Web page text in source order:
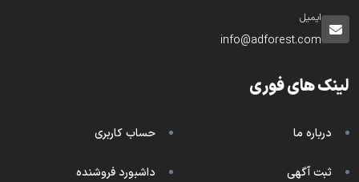
ایمیل
info@adforest.com
لینک های فوری
درباره ما
ثبت آگهی
حساب کاربری
داشبورد فروشنده